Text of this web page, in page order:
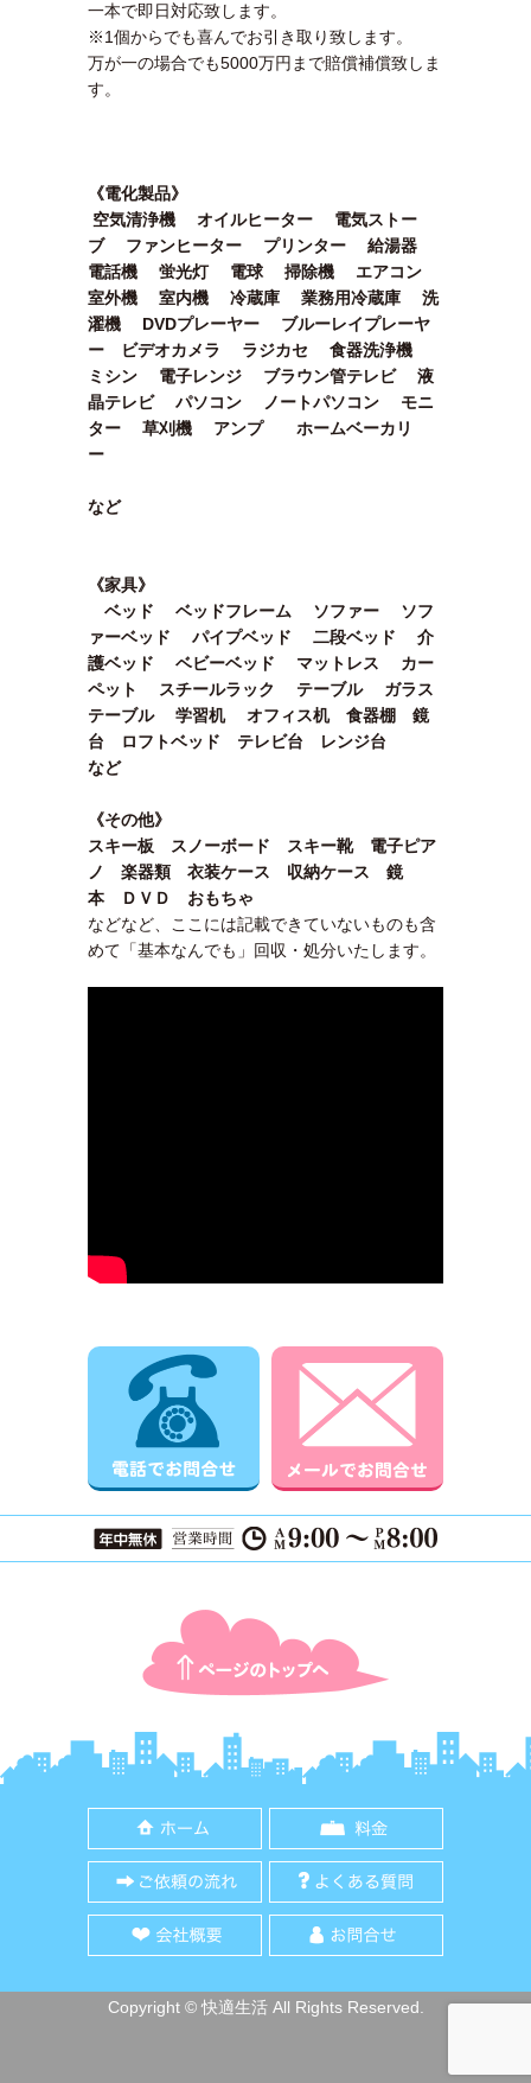
一本で即日対応致します。
※1個からでも喜んでお引き取り致します。
万が一の場合でも5000万円まで賠償補償致しま
す。
《電化製品》
空気清浄機 オイルヒーター 電気ストー
ブ ファンヒーター プリンター 給湯器
電話機 蛍光灯 電球 掃除機 エアコン
室外機 室内機 冷蔵庫 業務用冷蔵庫 洗
濯機 DVDプレーヤー ブルーレイプレーヤ
ー ビデオカメラ ラジカセ 食器洗浄機
ミシン 電子レンジ ブラウン管テレビ 液
晶テレビ パソコン ノートパソコン モニ
ター 草刈機 アンプ ホームベーカリ
ー
など
《家具》
ベッド ベッドフレーム ソファー ソフ
ァーベッド パイプベッド 二段ベッド 介
護ベッド ベビーベッド マットレス カー
ペット スチールラック テーブル ガラス
テーブル 学習机 オフィス机 食器棚 鏡
台 ロフトベッド テレビ台 レンジ台
など
《その他》
スキー板 スノーボード スキー靴 電子ピア
ノ 楽器類 衣装ケース 収納ケース 鏡
本 ＤＶＤ おもちゃ
などなど、ここには記載できていないものも含
めて「基本なんでも」回収・処分いたします。
電話でお問合せ
ご依頼の流れ
会社概要
Copyright © 快適生活 All Rights Reserved.